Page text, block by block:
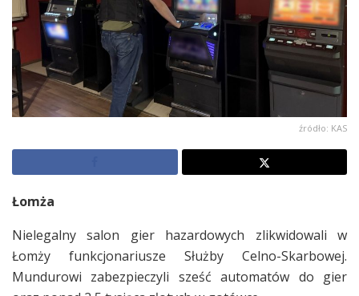
źródło: KAS
Łomża
Nielegalny salon gier hazardowych zlikwidowali w
Łomży funkcjonariusze Służby Celno-Skarbowej.
Mundurowi zabezpieczyli sześć automatów do gier